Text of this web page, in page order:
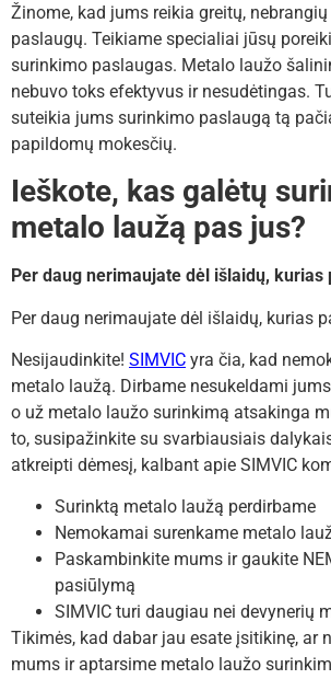
Žinome, kad jums reikia greitų,
paslaugų. Teikiame specialiai jūsų
surinkimo paslaugas. Metalo laužo
nebuvo toks efektyvus ir nesudėtingas.
suteikia jums surinkimo paslaugą tą
papildomų mokesčių.
Ieškote, kas galėtų
metalo laužą pas jus?
Per daug nerimaujate dėl išlaidų, kurias
Per daug nerimaujate dėl išlaidų, kurias
Nesijaudinkite! SIMVIC yra čia, kad
metalo laužą. Dirbame nesukeldami
o už metalo laužo surinkimą atsakinga
to, susipažinkite su svarbiausiais
atkreipti dėmesį, kalbant apie SIMVIC
Surinktą metalo laužą perdirbame
Nemokamai surenkame metalo
Paskambinkite mums ir gaukite
pasiūlymą
SIMVIC turi daugiau nei devynerių
Tikimės, kad dabar jau esate įsitikinę, ar
mums ir aptarsime metalo laužo